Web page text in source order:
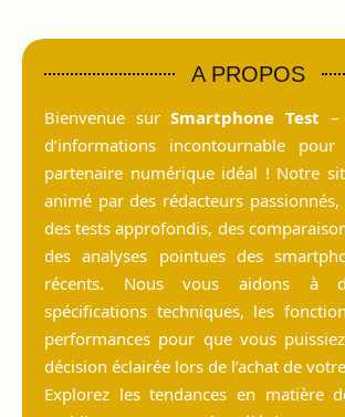
A PROPOS
Bienvenue surSmartphone Test –
d’informations incontournable
partenaire numérique idéal ! Notre
animé par des rédacteurs
des tests approfondis, des
des analyses pointues des
récents. Nous vous aidons à
spécifications techniques, les
performances pour que vous
décision éclairée lors de l’achat de
Explorez les tendances en matière